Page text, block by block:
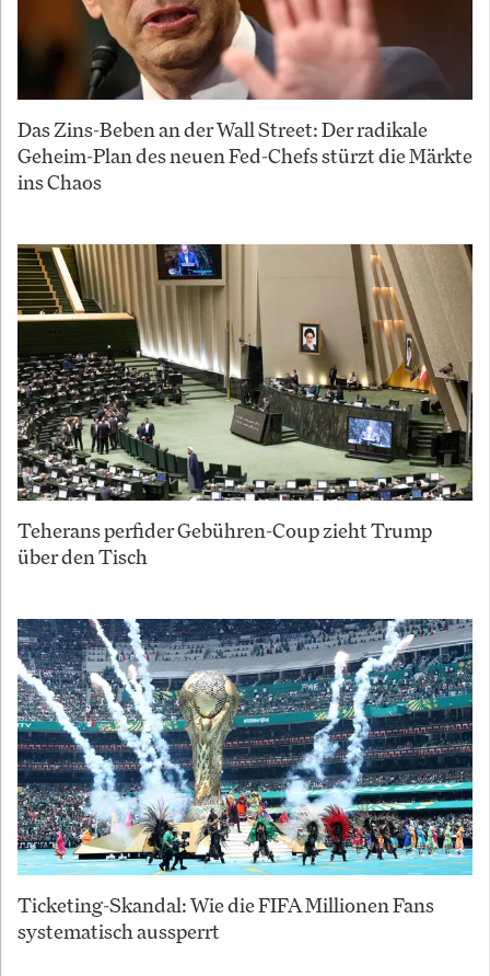
Das Zins-Beben an der Wall Street: Der radikale
Geheim-Plan des neuen Fed-Chefs stürzt die Märkte
ins Chaos
Teherans perfider Gebühren-Coup zieht Trump
über den Tisch
Ticketing-Skandal: Wie die FIFA Millionen Fans
systematisch aussperrt